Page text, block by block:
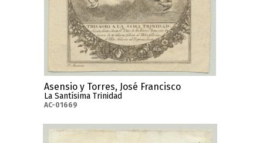
Asensio y Torres, José Francisco
La Santísima Trinidad
AC-01669